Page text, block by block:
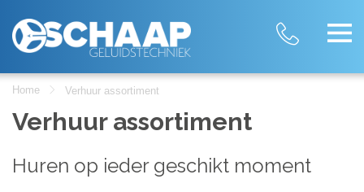
Home Verhuur assortiment
Verhuur assortiment
Huren op ieder geschikt moment